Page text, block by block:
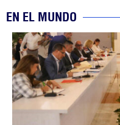
EN EL MUNDO